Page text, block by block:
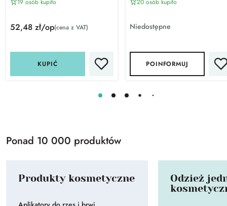
19 osób kupiło
52,48 zł/op(cena z VAT)
KUPIĆ
20 osób kupiło
Niedostępne
POINFORMUJ
Ponad 10 000 produktów
Produkty kosmetyczne
Odzież